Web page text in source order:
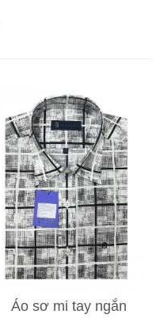
Áo sơ mi tay ngắn